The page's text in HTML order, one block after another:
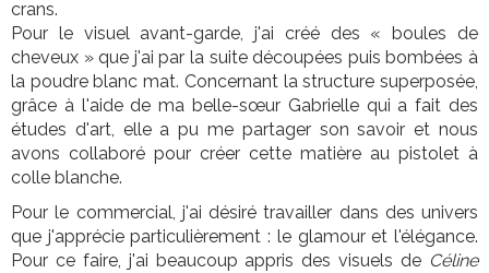
crans.
Pour le visuel avant-garde, j'ai créé des « boules de
cheveux » que j'ai par la suite découpées puis bombées à
la poudre blanc mat. Concernant la structure superposée,
grâce à l'aide de ma belle-sœur Gabrielle qui a fait des
études d'art, elle a pu me partager son savoir et nous
avons collaboré pour créer cette matière au pistolet à
colle blanche.
Pour le commercial, j'ai désiré travailler dans des univers
que j'apprécie particulièrement : le glamour et l'élégance.
Pour ce faire, j'ai beaucoup appris des visuels de Céline